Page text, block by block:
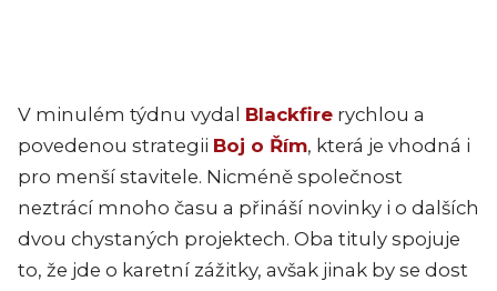
V minulém týdnu vydal Blackfire rychlou a
povedenou strategii Boj o Řím, která je vhodná i
pro menší stavitele. Nicméně společnost
neztrácí mnoho času a přináší novinky i o dalších
dvou chystaných projektech. Oba tituly spojuje
to, že jde o karetní zážitky, avšak jinak by se dost